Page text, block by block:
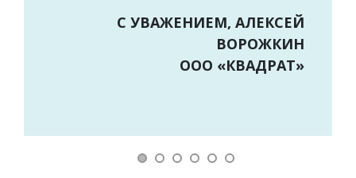
С УВАЖЕНИЕМ, АЛЕКСЕЙ
ВОРОЖКИН
ООО «КВАДРАТ»